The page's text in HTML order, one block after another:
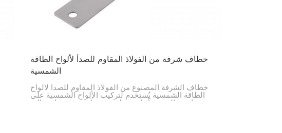
خطاف شرفة من الفولاذ المقاوم للصدأ لألواح الطاقة
الشمسية
خطاف الشرفة المصنوع من الفولاذ المقاوم للصدأ لألواح
الطاقة الشمسية يُستخدم لتركيب الألواح الشمسية على